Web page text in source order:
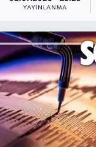
YAYINLANMA